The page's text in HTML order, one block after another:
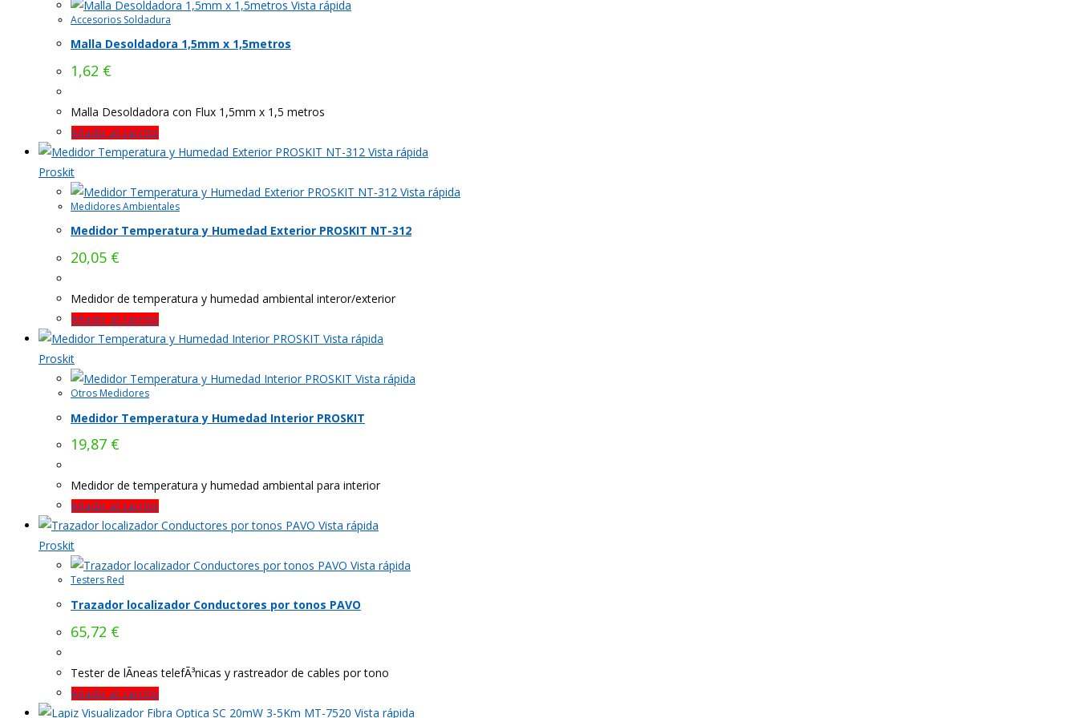
Vista rápida
Accesorios Soldadura
Malla Desoldadora 1,5mm x 1,5metros
1,62 €
Malla Desoldadora con Flux 1,5mm x 1,5 metros
Añadir al carrito
Vista rápida
Proskit
Vista rápida
Medidores Ambientales
Medidor Temperatura y Humedad Exterior PROSKIT NT-312
20,05 €
Medidor de temperatura y humedad ambiental interor/exterior
Añadir al carrito
Vista rápida
Proskit
Vista rápida
Otros Medidores
Medidor Temperatura y Humedad Interior PROSKIT
19,87 €
Medidor de temperatura y humedad ambiental para interior
Añadir al carrito
Vista rápida
Proskit
Vista rápida
Testers Red
Trazador localizador Conductores por tonos PAVO
65,72 €
Tester de lÃ­neas telefÃ³nicas y rastreador de cables por tono
Añadir al carrito
Vista rápida